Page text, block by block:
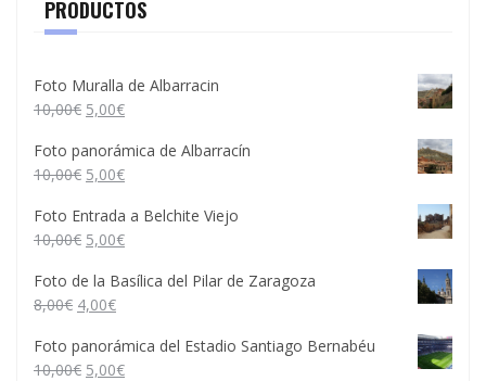
PRODUCTOS
Foto Muralla de Albarracin
10,00€ 5,00€
Foto panorámica de Albarracín
10,00€ 5,00€
Foto Entrada a Belchite Viejo
10,00€ 5,00€
Foto de la Basílica del Pilar de Zaragoza
8,00€ 4,00€
Foto panorámica del Estadio Santiago Bernabéu
10,00€ 5,00€